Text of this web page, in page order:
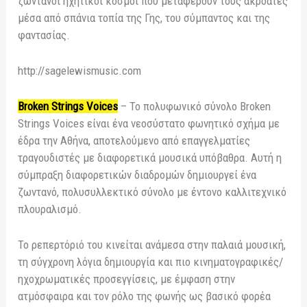
μέσα από σπάνια τοπία της Γης, του σύμπαντος και της
φαντασίας.
http://sagelewismusic.com
Broken Strings Voices – Το πολυφωνικό σύνολο Broken
Strings Voices είναι ένα νεοσύστατο φωνητικό σχήμα με
έδρα την Αθήνα, αποτελούμενο από επαγγελματίες
τραγουδιστές με διαφορετικά μουσικά υπόβαθρα. Αυτή η
σύμπραξη διαφορετικών διαδρομών δημιουργεί ένα
ζωντανό, πολυσυλλεκτικό σύνολο με έντονο καλλιτεχνικό
πλουραλισμό.
Το ρεπερτόριό του κινείται ανάμεσα στην παλαιά μουσική,
τη σύγχρονη λόγια δημιουργία και πιο κινηματογραφικές/
ηχοχρωματικές προσεγγίσεις, με έμφαση στην
ατμόσφαιρα και τον ρόλο της φωνής ως βασικό φορέα